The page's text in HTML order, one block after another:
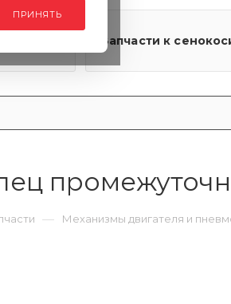
Запчасти к
— Механизмы двигателя и
ПРИНЯТЬ